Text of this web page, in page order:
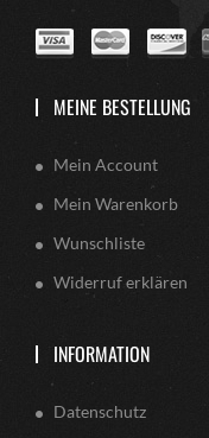
MEINE BESTELLUNG
Mein Account
Mein Warenkorb
Wunschliste
Widerruf erklären
INFORMATION
Datenschutz